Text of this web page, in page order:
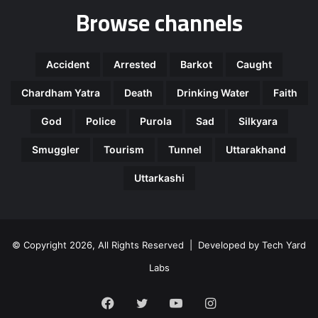
Browse channels
Accident Arrested Barkot Caught
Chardham Yatra Death Drinking Water Faith
God Police Purola Sad Silkyara
Smuggler Tourism Tunnel Uttarakhand
Uttarkashi
© Copyright 2026, All Rights Reserved | Developed by Tech Yard
Labs
Facebook
Twitter YouTubeInstagram